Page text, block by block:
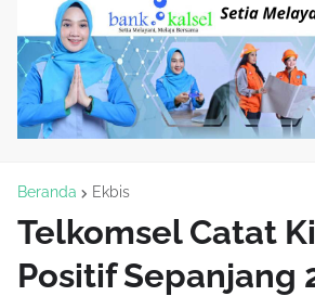
Beranda Ekbis
Telkomsel Catat
Positif Sepanjang